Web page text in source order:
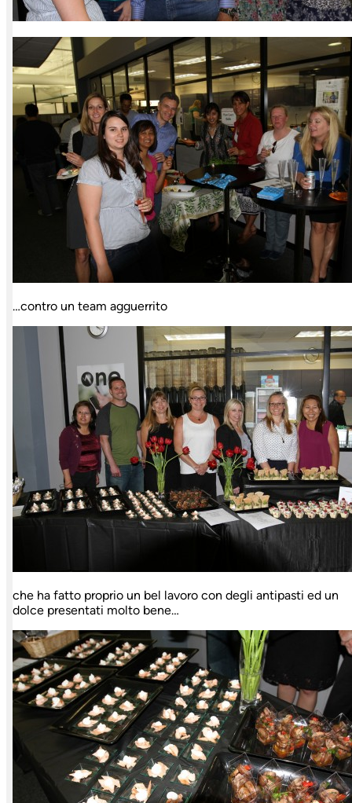
…contro un team agguerrito
che ha fatto proprio un bel lavoro con degli antipasti ed un
dolce presentati molto bene…